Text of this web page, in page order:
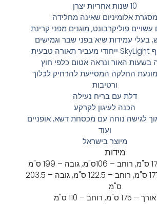
10 שנות אחריות יצרן
מסגרת אלומיניום שאינה מחלידה
עשויים פוליקרבונט, מוגנים מפני קרינת
בעלי עמידות שיא בפני שבר וגמישים
גג סנטף SkyLight ייחודי מעביר תאורה טבעית
בשעות האור ונראה אטום כלפי חוץ
החלקה המסייעת להרחיק לכלוך
ורטיבות
דלת עם בריח נעילה
הכנה לעיגון לקרקע
לגישה נוחה עם מכסחת דשא, אופניים
ועוד
מיוצר בישראל
מידות
רוחב – 106ס"מ,
גובה – 199 ס"מ
רוחב – 122.5 ס"מ,
גובה – 203.5
ס"מ
אורך – 175 ס"מ, רוחב – 110 ס"מ